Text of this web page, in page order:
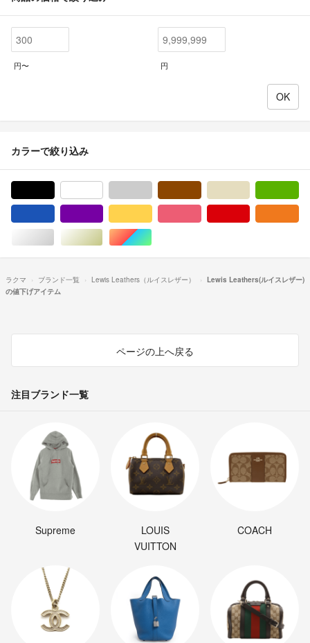
円〜 円
カラーで絞り込み
シルバー/銀色系ゴールド/金色系マルチカラー
ラクマ ブランド一覧 Lewis Leathers（ルイスレザー）
Lewis Leathers(ルイスレザー)
の値下げアイテム
ページの上へ戻る
注目ブランド一覧
Supreme
LOUIS
VUITTON
COACH